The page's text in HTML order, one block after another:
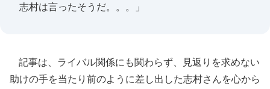
志村は言ったそうだ。。。」
記事は、ライバル関係にも関わらず、見返りを求めない
助けの手を当たり前のように差し出した志村さんを心から